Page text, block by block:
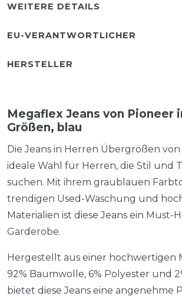
WEITERE DETAILS
EU-VERANTWORTLICHER
HERSTELLER
Megaflex Jeans von Pioneer
Größen, blau
Die Jeans in Herren Übergrößen von
ideale Wahl für Herren, die Stil und
suchen. Mit ihrem graublauen
trendigen Used-Waschung und
Materialien ist diese Jeans ein Must-
Garderobe.
Hergestellt aus einer hochwertigen
92% Baumwolle, 6% Polyester und
bietet diese Jeans eine angenehme